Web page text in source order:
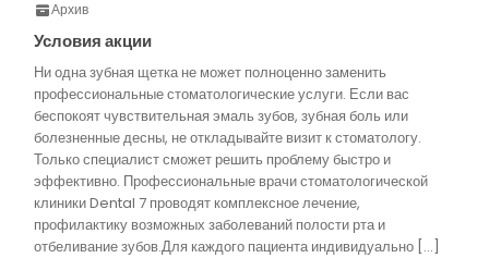
Архив
Условия акции
Ни одна зубная щетка не может полноценно заменить
профессиональные стоматологические услуги. Если вас
беспокоят чувствительная эмаль зубов, зубная боль или
болезненные десны, не откладывайте визит к стоматологу.
Только специалист сможет решить проблему быстро и
эффективно. Профессиональные врачи стоматологической
клиники Dental 7 проводят комплексное лечение,
профилактику возможных заболеваний полости рта и
отбеливание зубов.Для каждого пациента индивидуально […]